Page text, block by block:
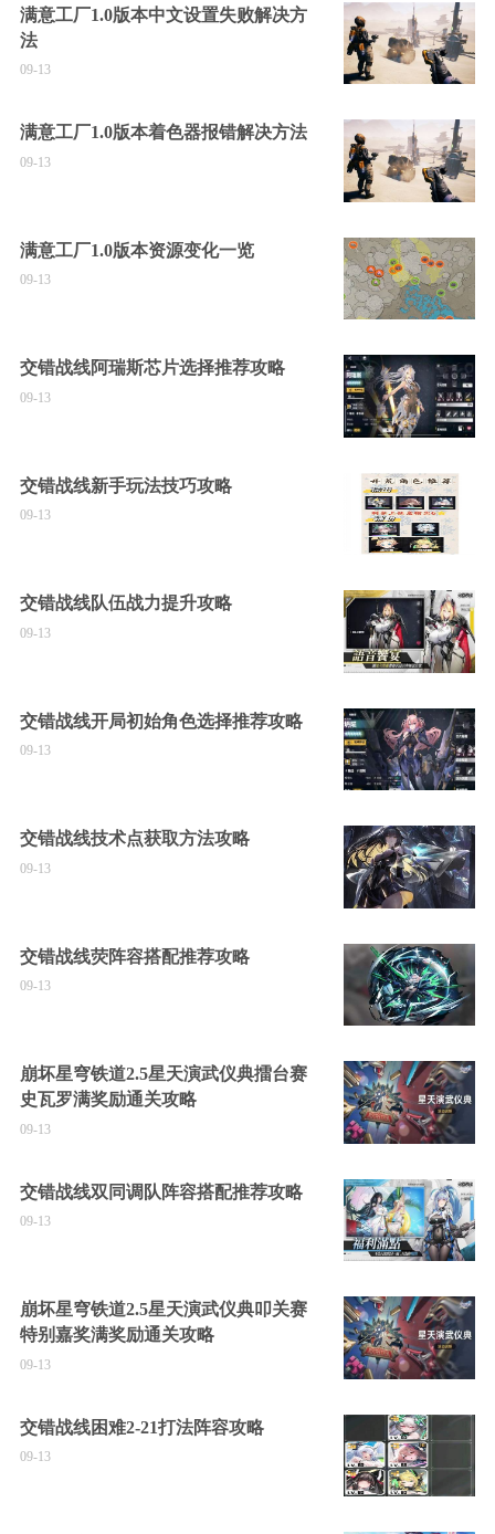
满意工厂1.0版本中文设置失败解决方
法
09-13
满意工厂1.0版本着色器报错解决方法
09-13
满意工厂1.0版本资源变化一览
09-13
交错战线阿瑞斯芯片选择推荐攻略
09-13
交错战线新手玩法技巧攻略
09-13
交错战线队伍战力提升攻略
09-13
交错战线开局初始角色选择推荐攻略
09-13
交错战线技术点获取方法攻略
09-13
交错战线荧阵容搭配推荐攻略
09-13
崩坏星穹铁道2.5星天演武仪典擂台赛
史瓦罗满奖励通关攻略
09-13
交错战线双同调队阵容搭配推荐攻略
09-13
崩坏星穹铁道2.5星天演武仪典叩关赛
特别嘉奖满奖励通关攻略
09-13
交错战线困难2-21打法阵容攻略
09-13